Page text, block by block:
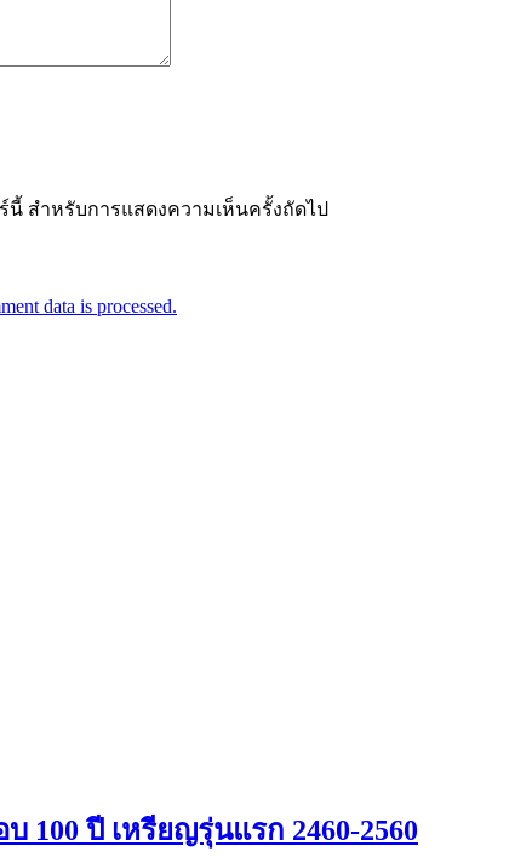
นี้ สำหรับการแสดงความเห็นครั้งถัดไป
data is processed.
ปี เหรียญรุ่นแรก 2460-2560